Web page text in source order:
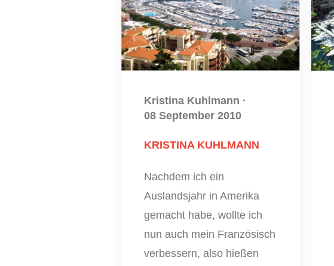
Kristina Kuhlmann ·
08 September 2010
KRISTINA KUHLMANN
Nachdem ich ein
Auslandsjahr in Amerika
gemacht habe, wollte ich
nun auch mein Französisch
verbessern, also hießen